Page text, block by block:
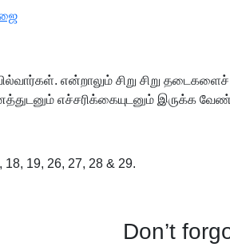
என்றாலும் சிறு சிறு
எச்சரிக்கையுடனும் இருக்க
18, 19, 26, 27, 28 & 29.
Don’t